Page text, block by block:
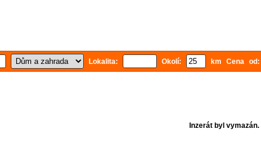
Lokalita: Okolí: km Cena od:
Inzerát byl vymazán.